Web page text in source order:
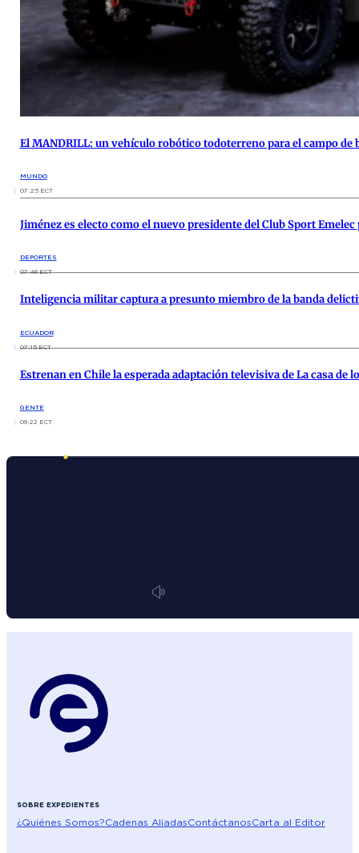
El MANDRILL: un vehículo robótico todoterreno para el campo de
MUNDO
07:25 ECT
Jiménez es electo como el nuevo presidente del Club Sport
DEPORTES
07:46 ECT
Inteligencia militar captura a presunto miembro de la banda
ECUADOR
07:15 ECT
Estrenan en Chile la esperada adaptación televisiva de La casa de
GENTE
09:22 ECT
SOBRE EXPEDIENTES
¿Quiénes Somos?Cadenas AliadasContáctanosCarta al Editor